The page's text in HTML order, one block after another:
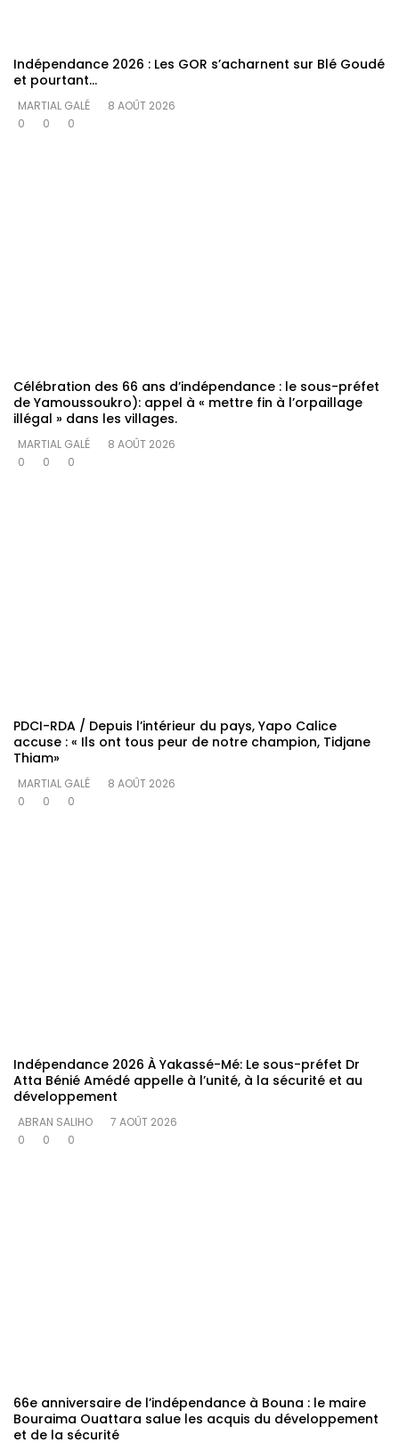
Indépendance 2026 : Les GOR s’acharnent sur Blé Goudé
et pourtant…
MARTIAL GALÉ
8 AOÛT 2026
0
0 0
Célébration des 66 ans d’indépendance : le sous-préfet
de Yamoussoukro): appel à « mettre fin à l’orpaillage
illégal » dans les villages.
MARTIAL GALÉ
8 AOÛT 2026
0
0 0
PDCI-RDA / Depuis l’intérieur du pays, Yapo Calice
accuse : « Ils ont tous peur de notre champion, Tidjane
Thiam»
MARTIAL GALÉ
8 AOÛT 2026
0
0 0
Indépendance 2026 À Yakassé-Mé: Le sous-préfet Dr
Atta Bénié Amédé appelle à l’unité, à la sécurité et au
développement
ABRAN SALIHO
7 AOÛT 2026
0
0 0
66e anniversaire de l’indépendance à Bouna : le maire
Bouraima Ouattara salue les acquis du développement
et de la sécurité